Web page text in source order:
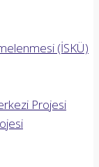
(İSKÜ)
Projesi